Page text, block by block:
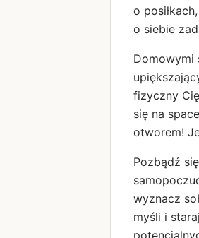
o
o siebie
Domowymi
fizyczny
się na
otworem!
Pozbądź
wyznacz
myśli i